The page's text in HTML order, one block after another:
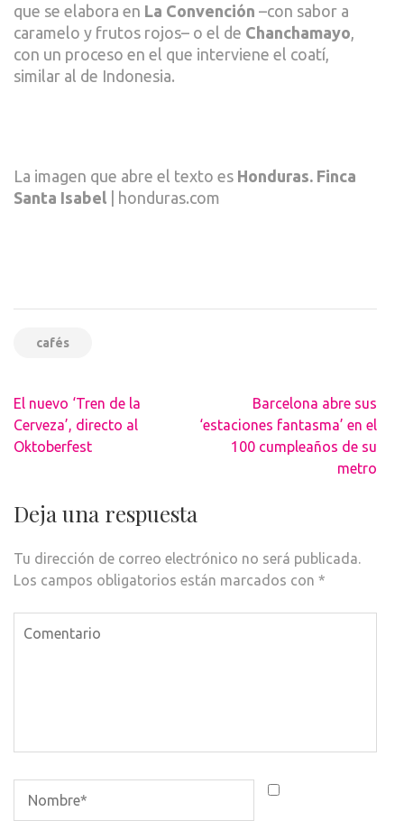
que se elabora en La Convención –con sabor a
caramelo y frutos rojos– o el de Chanchamayo
con un proceso en el que interviene el coatí,
similar al de Indonesia.
La imagen que abre el texto es Honduras. Finca
Santa Isabel | honduras.com
cafés
Navegación
de
entradas
El nuevo ‘Tren de la
Cerveza’, directo al
Oktoberfest
Barcelona abre sus
‘estaciones fantasma’ en el
100 cumpleaños de su
metro
Deja una respuesta
Tu dirección de correo electrónico no será publicada.
Los campos obligatorios están marcados con *